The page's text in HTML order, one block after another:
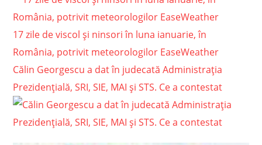
17 zile de viscol și ninsori în luna ianuarie, în
România, potrivit meteorologilor EaseWeather
Călin Georgescu a dat în judecată Administrația
Prezidențială, SRI, SIE, MAI și STS. Ce a contestat